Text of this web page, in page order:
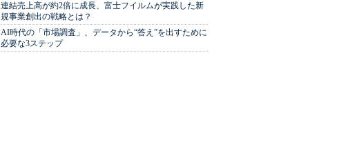
連結売上高が約2倍に成長、富士フイルムが実践した新
規事業創出の戦略とは？
AI時代の「市場調査」、データから“答え”を出すために
必要な3ステップ